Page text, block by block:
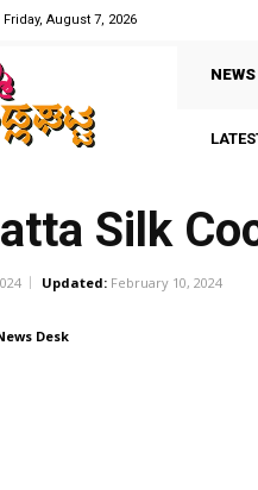
Friday, August 7, 2026
NEWS
Silk
Updated: February 10, 2024
Desk